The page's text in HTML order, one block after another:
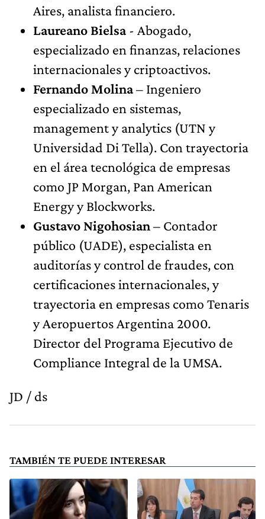
Aires, analista financiero.
Laureano Bielsa- Abogado,
especializado en finanzas, relaciones
internacionales y criptoactivos.
Fernando Molina– Ingeniero
especializado en sistemas,
management y analytics (UTN y
Universidad Di Tella). Con trayectoria
en el área tecnológica de empresas
como JP Morgan, Pan American
Energy y Blockworks.
Gustavo Nigohosian– Contador
público (UADE), especialista en
auditorías y control de fraudes, con
certificaciones internacionales, y
trayectoria en empresas como Tenaris
y Aeropuertos Argentina 2000.
Director del Programa Ejecutivo de
Compliance Integral de la UMSA.
JD / ds
TAMBIÉN TE PUEDE INTERESAR